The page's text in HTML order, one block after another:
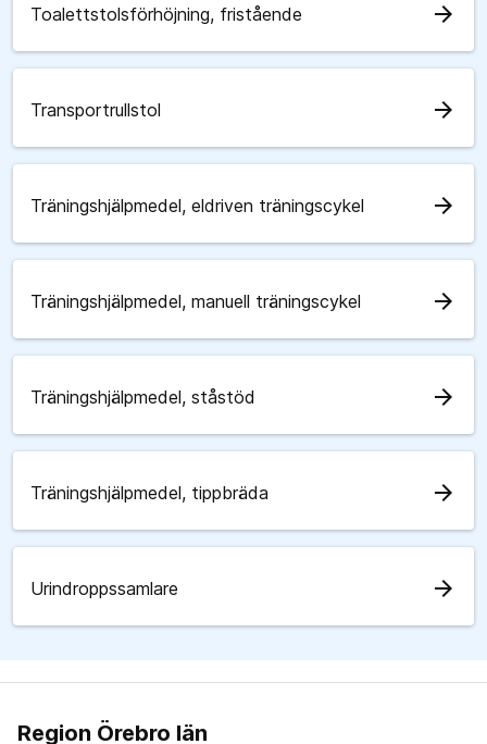
Toalettstolsförhöjning, fristående arrow_forward
Transportrullstol arrow_forward
Träningshjälpmedel, eldriven träningscykel arrow_forward
Träningshjälpmedel, manuell träningscykel arrow_forward
Träningshjälpmedel, ståstöd arrow_forward
Träningshjälpmedel, tippbräda arrow_forward
Urindroppssamlare arrow_forward
Region Örebro län